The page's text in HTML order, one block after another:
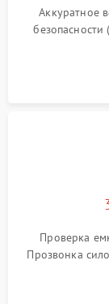
Аккуратное
безопасности
и кистей
Проверка
Прозвонка
переключения